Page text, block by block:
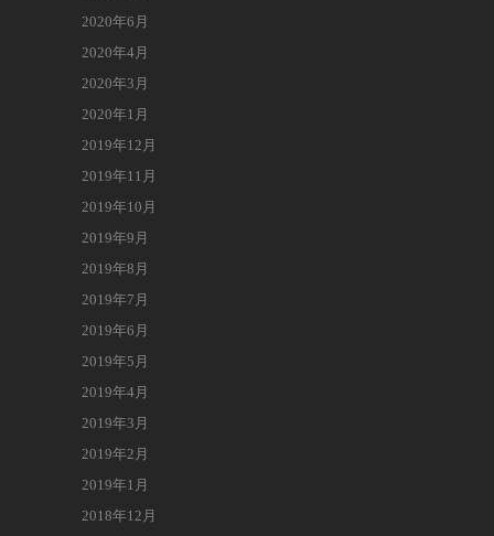
2020年6月
2020年4月
2020年3月
2020年1月
2019年12月
2019年11月
2019年10月
2019年9月
2019年8月
2019年7月
2019年6月
2019年5月
2019年4月
2019年3月
2019年2月
2019年1月
2018年12月